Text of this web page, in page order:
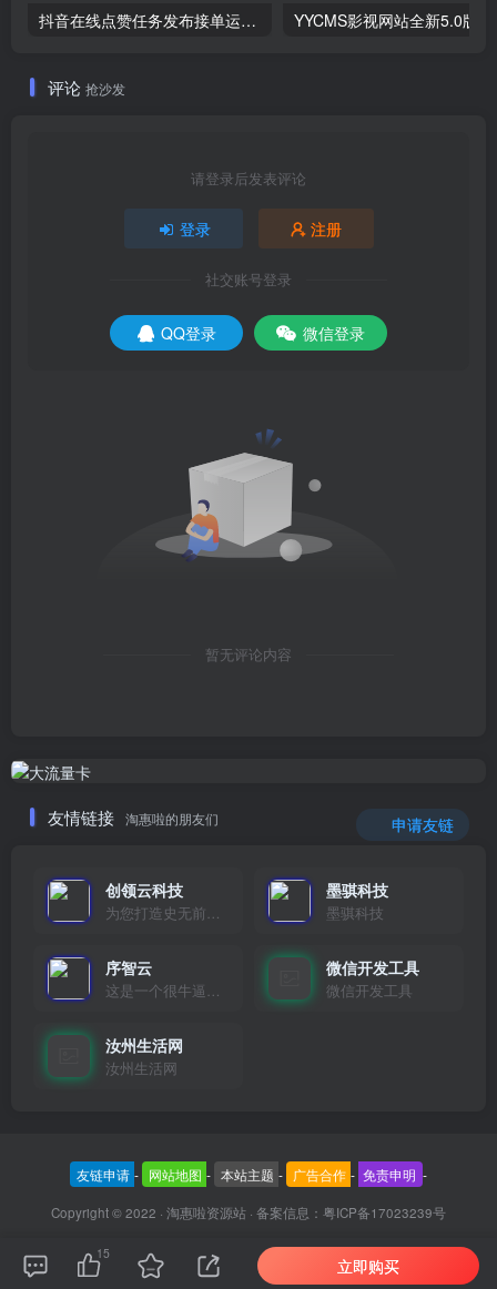
抖音在线点赞任务发布接单运营平台PHP网站源码
评论 抢沙发
请登录后发表评论
登录 注册
社交账号登录
QQ登录 微信登录
暂无评论内容
友情链接 淘惠啦的朋友们 申请友链
创领云科技
为您打造史无前例的应用产品带您认识新时代产品的创新
墨骐科技
墨骐科技
序智云
这是一个很牛逼的开发者，要开发找他准行！
微信开发工具
微信开发工具
汝州生活网
汝州生活网
友链申请 - 网站地图 - 本站主题 - 广告合作 - 免责申明 -
Copyright © 2022 · 淘惠啦资源站 · 备案信息： 粤ICP备17023239号
15
立即购买